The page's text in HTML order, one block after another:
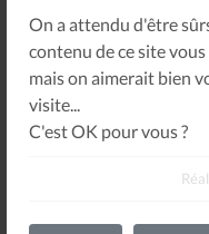
On a attendu d'être
contenu de ce site
mais on aimerait bien
visite...
C'est OK pour vous ?
semble-t-il, de
seulement qu'il
plus souvent. Hum !